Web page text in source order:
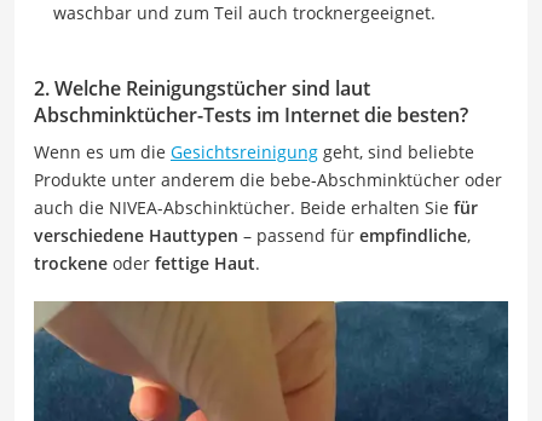
waschbar und zum Teil auch trocknergeeignet.
2. Welche Reinigungstücher sind laut
Abschminktücher-Tests im Internet die besten?
Wenn es um die Gesichtsreinigung geht, sind beliebte
Produkte unter anderem die bebe-Abschminktücher oder
auch die NIVEA-Abschinktücher. Beide erhalten Sie für
verschiedene Hauttypen – passend für empfindliche,
trockene oder fettige Haut.